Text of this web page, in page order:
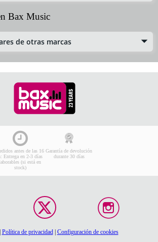
Bax Music
de otras marcas
antes de las 16
Entrega en 2-3 días
(si está en
stock)
Garantía de devolución
durante 30 días
Política de privacidad| Configuración de cookies